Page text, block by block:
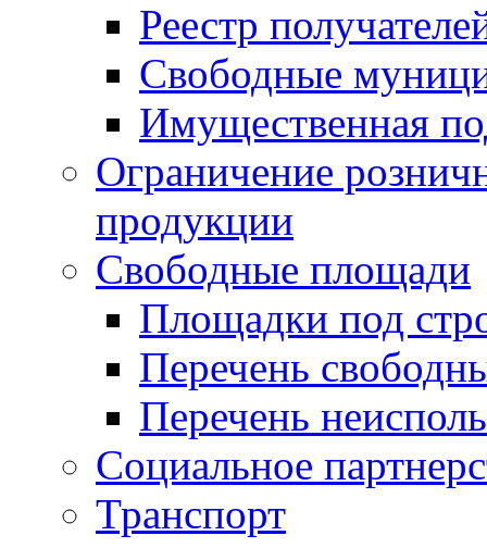
Реестр
Свободные
Имущественная
Ограничение
продукции
Свободные площади
Площадки под
Перечень
Перечень
Социальное
Транспорт